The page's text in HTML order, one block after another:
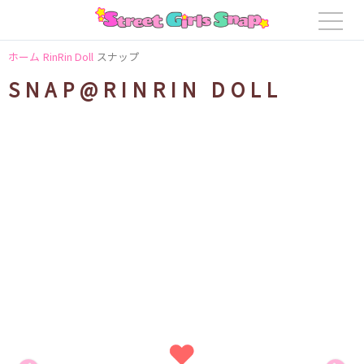
ホーム RinRin Doll スナップ
SNAP@RINRIN DOLL